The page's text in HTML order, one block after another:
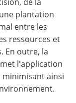
plantation
entre les
ressources et
En outre, la
l'application
minimisant ainsi